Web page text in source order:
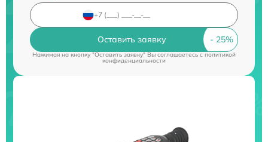
Оставить заявку
Нажимая на кнопку "Оставить заявку" Вы соглашаетесь cполитикой
конфиденциальности